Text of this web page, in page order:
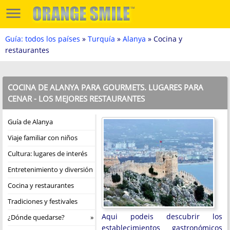
Guía: todos los países » Turquía » Alanya » Cocina y
restaurantes
COCINA DE ALANYA PARA GOURMETS. LUGARES PARA
CENAR - LOS MEJORES RESTAURANTES
Guía de Alanya
Viaje familiar con niños
Cultura: lugares de interés
Entretenimiento y diversión
Cocina y restaurantes
Tradiciones y festivales
¿Dónde quedarse?
Aqui podeis descubrir los
establecimientos gastronómicos